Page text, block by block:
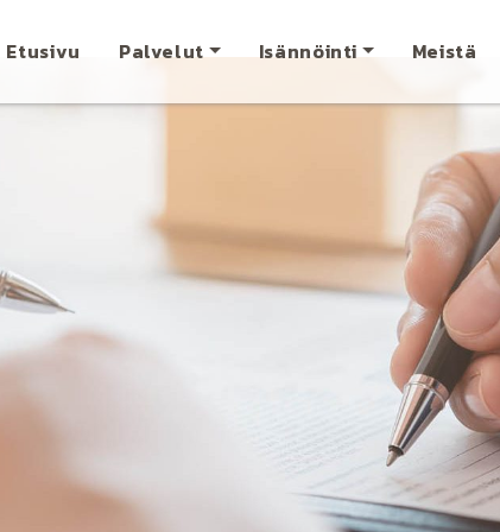
Etusivu Palvelut Isännöinti Meistä